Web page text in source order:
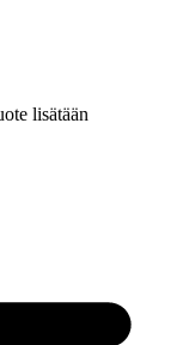
lisätään